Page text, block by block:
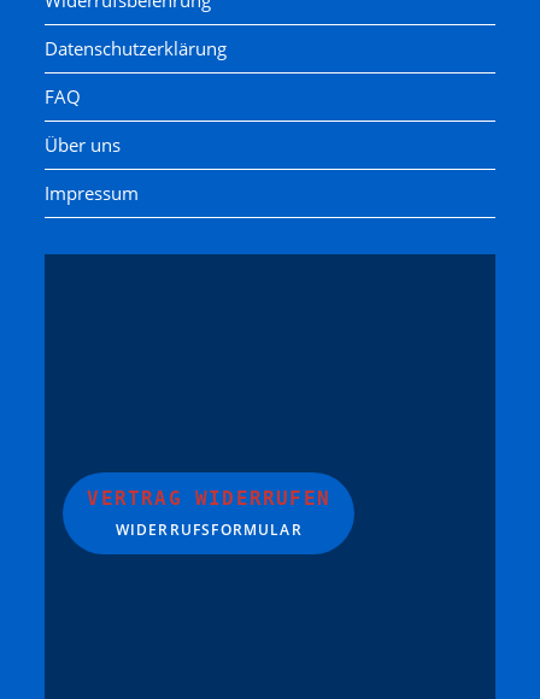
Datenschutzerklärung
FAQ
Über uns
Impressum
VERTRAG WIDERRUFEN
WIDERRUFSFORMULAR